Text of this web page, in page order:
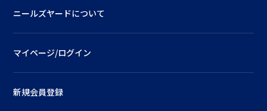
ニールズヤードについて
マイページ/ログイン
新規会員登録